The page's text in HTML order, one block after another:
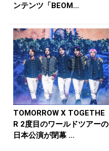
ンテンツ「BEOM...
TOMORROW X TOGETHE
R 2度目のワールドツアーの
日本公演が閉幕 ...